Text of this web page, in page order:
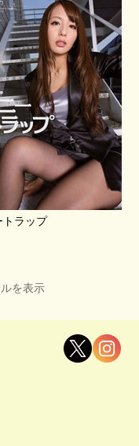
トラップ
を表示